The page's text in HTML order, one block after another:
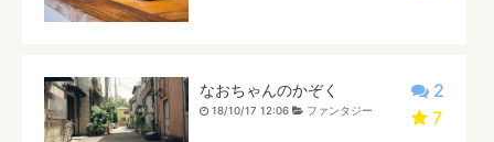
2
7
なおちゃんのかぞく
18/10/17 12:06 ファンタジー